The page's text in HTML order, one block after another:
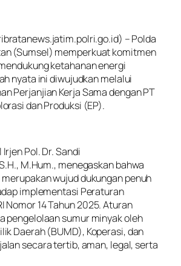
– Polda
(Sumsel) memperkuat komitmen
ketahanan energi
nyata ini diwujudkan melalui
Perjanjian Kerja Sama dengan PT
dan Produksi (EP).
Pol. Dr. Sandi
M.Hum., menegaskan bahwa
wujud dukungan penuh
implementasi Peraturan
Nomor 14 Tahun 2025. Aturan
pengelolaan sumur minyak oleh
Daerah (BUMD), Koperasi, dan
secara tertib, aman, legal, serta